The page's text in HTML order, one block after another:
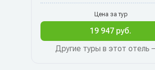
Другие туры в этот отель
Цена за тур
19 947 руб.